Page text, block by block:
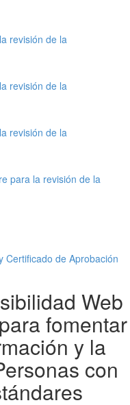
revisión de la
revisión de la
revisión de la
para la revisión de la
Certificado de Aprobación
Web
fomentar
y la
con